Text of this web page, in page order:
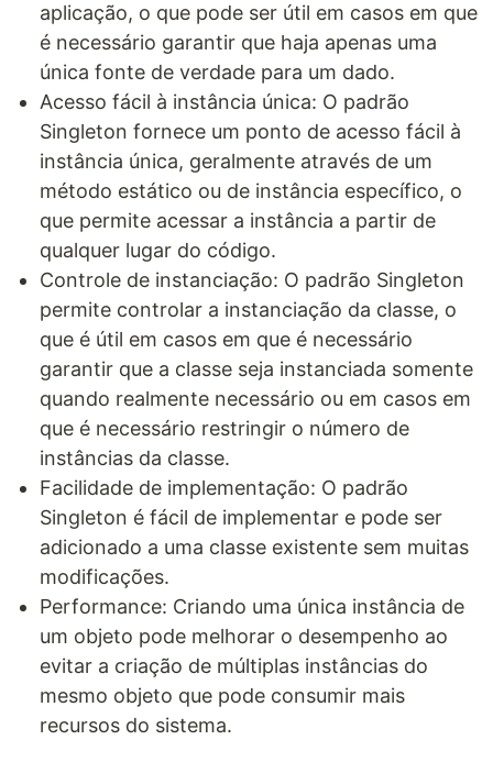
aplicação, o que pode ser útil em casos em que
é necessário garantir que haja apenas uma
única fonte de verdade para um dado.
Acesso fácil à instância única: O padrão
Singleton fornece um ponto de acesso fácil à
instância única, geralmente através de um
método estático ou de instância específico, o
que permite acessar a instância a partir de
qualquer lugar do código.
Controle de instanciação: O padrão Singleton
permite controlar a instanciação da classe, o
que é útil em casos em que é necessário
garantir que a classe seja instanciada somente
quando realmente necessário ou em casos em
que é necessário restringir o número de
instâncias da classe.
Facilidade de implementação: O padrão
Singleton é fácil de implementar e pode ser
adicionado a uma classe existente sem muitas
modificações.
Performance: Criando uma única instância de
um objeto pode melhorar o desempenho ao
evitar a criação de múltiplas instâncias do
mesmo objeto que pode consumir mais
recursos do sistema.